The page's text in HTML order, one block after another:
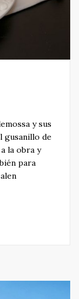
y sus
gusanillo de
la obra y
para